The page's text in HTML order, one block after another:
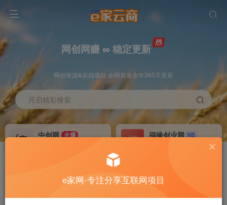
网创网赚 ∞ 稳定更新
网创资源&实战项目 全网首发全年365天更新
开启精彩搜索
中创网 火爆
福缘创业网 NB
永久VIP价值198元
免费下载全站资源
e家网-专注分享互联网项目